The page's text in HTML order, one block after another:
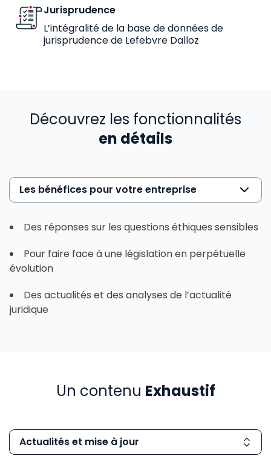
Jurisprudence
L’intégralité de la base de données de
jurisprudence de Lefebvre Dalloz
Découvrez les fonctionnalités
en détails
Les bénéfices pour votre entreprise
Des réponses sur les questions éthiques sensibles
Pour faire face à une législation en perpétuelle
évolution
Des actualités et des analyses de l’actualité
juridique
Un contenu Exhaustif
Actualités et mise à jour